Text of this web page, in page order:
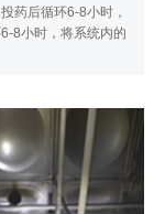
药后循环6-8小时，
8小时，将系统内的